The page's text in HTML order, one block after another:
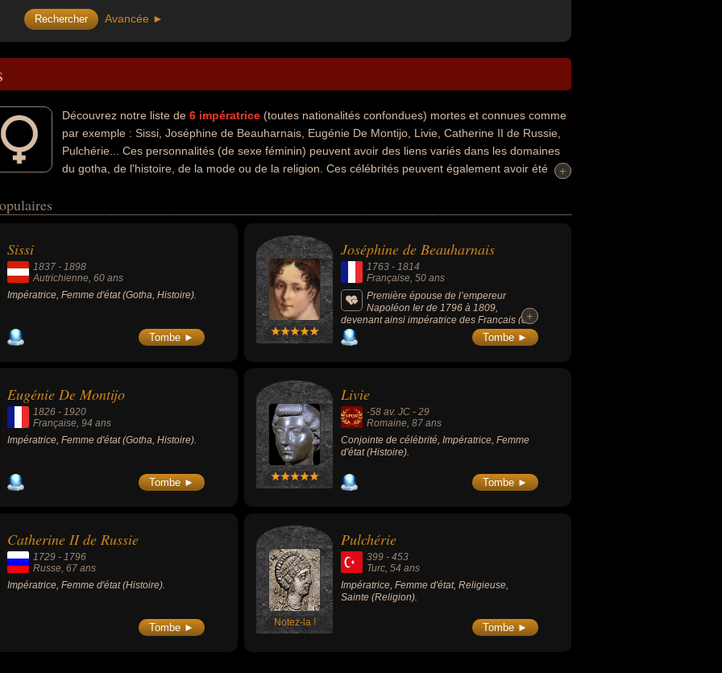
Avancée ►
Découvrez notre liste de 6 impératrice (toutes nationalités confondues) mortes et connues comme
par exemple : Sissi, Joséphine de Beauharnais, Eugénie De Montijo, Livie, Catherine II de Russie,
Pulchérie... Ces personnalités (de sexe féminin) peuvent avoir des liens variés dans les domaines
du gotha, de l'histoire, de la mode ou de la religion. Ces célébrités peuvent également avoir été
autrichienne, française, romaine, russe ou turc par exemple.
+
+
Sissi
1837 - 1898
Autrichienne, 60 ans
Impératrice, Femme d'état (Gotha, Histoire).
Tombe ►
Joséphine de Beauharnais
1763 -1814
Française, 50 ans
Première épouse de l’empereur
Napoléon Ier de 1796 à 1809,
devenant ainsi impératrice des Français (de
1804 à 1809) et reine d'Italie (de 1805 à
1809). Elle acquiert une importante postérité
botanique.
+
+
Tombe ►
Eugénie De Montijo
1826 - 1920
Française, 94 ans
Impératrice, Femme d'état (Gotha, Histoire).
Tombe ►
Livie
-58 av. JC -29
Romaine, 87 ans
Conjointe de célébrité, Impératrice, Femme
d'état (Histoire).
Tombe ►
Catherine II de Russie
1729 - 1796
Russe, 67 ans
Impératrice, Femme d'état (Histoire).
Tombe ► Notez-la !
Pulchérie
399 -453
Turc, 54 ans
Impératrice, Femme d'état, Religieuse,
Sainte (Religion).
Tombe ►